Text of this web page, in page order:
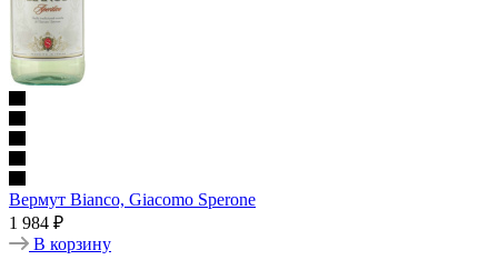
Вермут Bianco, Giacomo Sperone
1 984 ₽
В корзину